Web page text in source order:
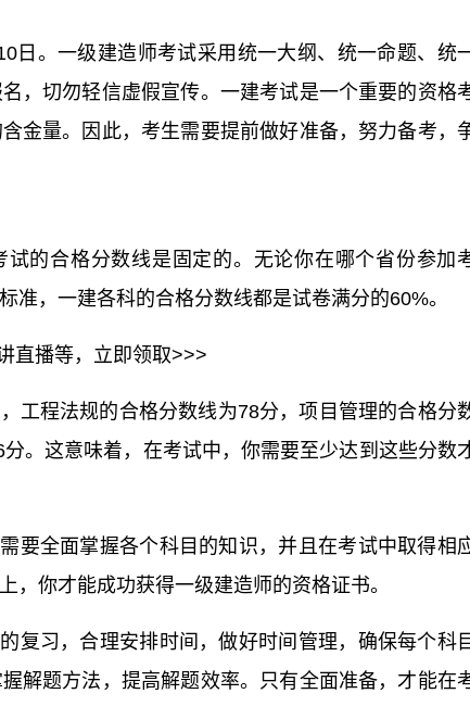
日。一级建造师考试采用统一大纲、统一命题、统
，切勿轻信虚假宣传。一建考试是一个重要的资格
金量。因此，考生需要提前做好准备，努力备考，
的合格分数线是固定的。无论你在哪个省份参加
，一建各科的合格分数线都是试卷满分的60%。
直播等，立即领取>>>
工程法规的合格分数线为78分，项目管理的合格分
。这意味着，在考试中，你需要至少达到这些分数
要全面掌握各个科目的知识，并且在考试中取得相
，你才能成功获得一级建造师的资格证书。
复习，合理安排时间，做好时间管理，确保每个科
解题方法，提高解题效率。只有全面准备，才能在